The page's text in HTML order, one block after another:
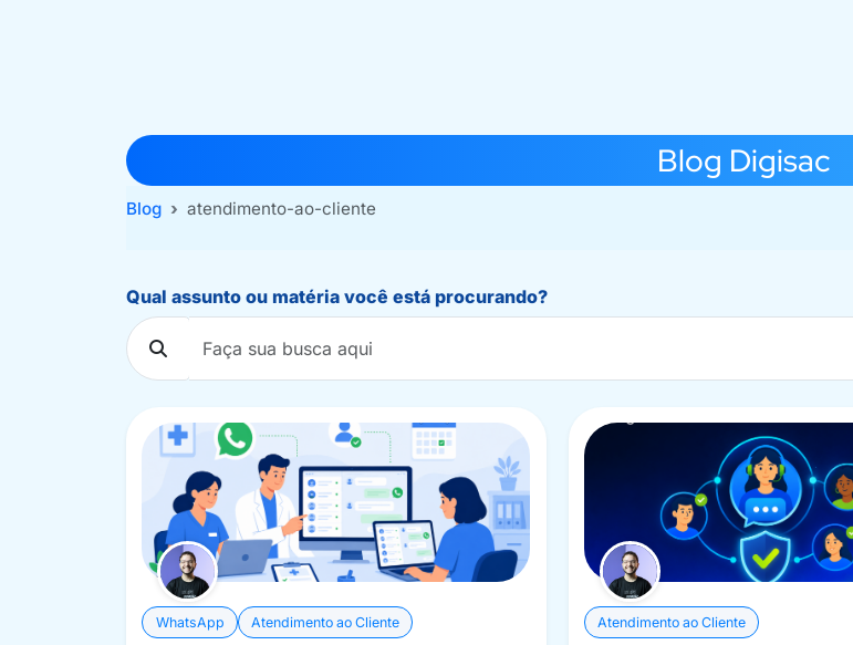
Blog Digisac
Blog atendimento-ao-cliente
Qual assunto ou matéria você está procurando?
WhatsApp Atendimento ao Cliente Atendimento ao Cliente